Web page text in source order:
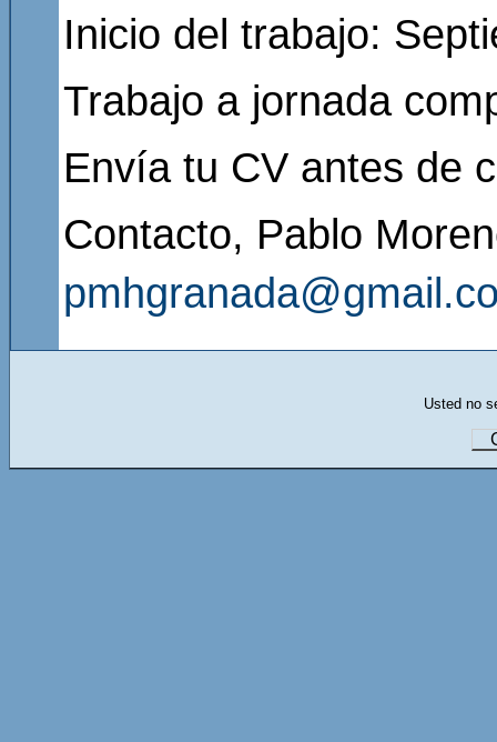
Inicio del trabajo:
Trabajo a jornada
Envía tu CV antes de
Contacto, Pablo
Usted no